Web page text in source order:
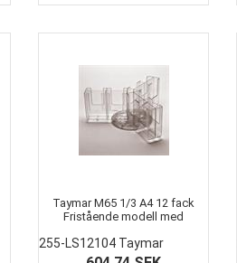
Taymar M65 1/3 A4 12 fack
Fristående modell med
255-LS12104 Taymar